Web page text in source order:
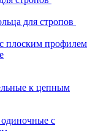
для стропов
плоским профилем
к цепным
c